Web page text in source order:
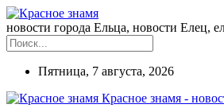
новости города Ельца, новости Елец,
Пятница, 7 августа, 2026
Красное знамя -